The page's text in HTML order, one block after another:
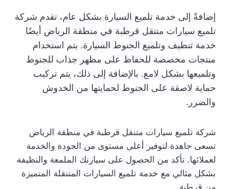
إضافةً إلى خدمة تلميع السيارة بشكل عام، تقدم شركة
تلميع سيارات متنقل قرطبة في منطقة الرياض أيضًا
خدمة تنظيف وتلميع الجنوط السيارة. يتم استخدام
منتجات مخصصة للحفاظ على مظهر جذاب للجنوط
وتلميعها بشكل لامع. بالإضافة إلى ذلك، يتم تركيب
حماية لاصقة على الجنوط لحمايتها من الخدوش
والضرر.
شركة تلميع سيارات متنقل قرطبة في منطقة الرياض
تسعى جاهدة لتوفير أعلى مستوى من الجودة والخدمة
لعملائها. تأكد من الحصول على سيارتك الملمعة والنظيفة
بشكل مثالي مع خدمة تلميع السيارات المتنقلة المتميزة
من قرطبة.